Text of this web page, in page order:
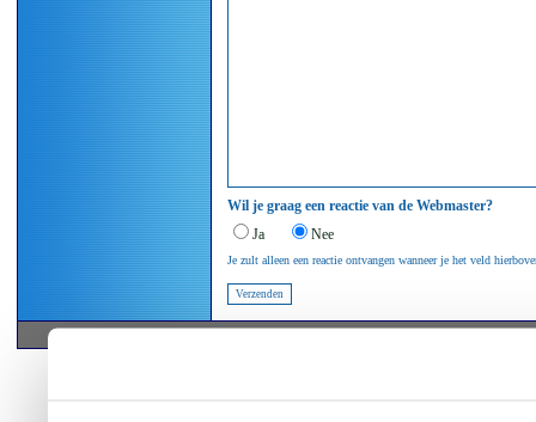
Wil je graag een reactie van de Webmaster?
Ja
Nee
Je zult alleen een reactie ontvangen wanneer je het veld